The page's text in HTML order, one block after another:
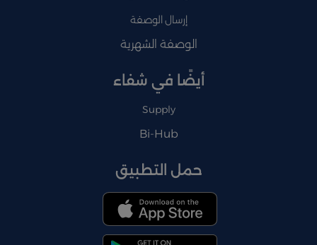
إرسال الوصفة
الوصفة الشهرية
أيضًا في شفاء
Supply
Bi-Hub
حمل التطبيق